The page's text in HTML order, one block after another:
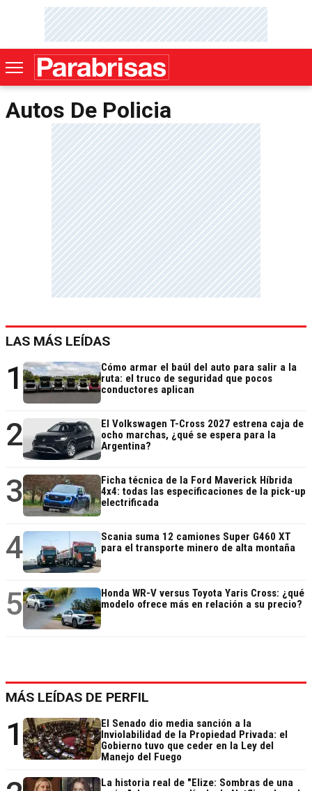
Autos De Policia
LAS MÁS LEÍDAS
1
Cómo armar el baúl del auto para salir a la
ruta: el truco de seguridad que pocos
conductores aplican
2
El Volkswagen T-Cross 2027 estrena caja de
ocho marchas, ¿qué se espera para la
Argentina?
3
Ficha técnica de la Ford Maverick Híbrida
4x4: todas las especificaciones de la pick-up
electrificada
4
Scania suma 12 camiones Super G460 XT
para el transporte minero de alta montaña
5
Honda WR-V versus Toyota Yaris Cross: ¿qué
modelo ofrece más en relación a su precio?
MÁS LEÍDAS DE PERFIL
1
El Senado dio media sanción a la
Inviolabilidad de la Propiedad Privada: el
Gobierno tuvo que ceder en la Ley del
Manejo del Fuego
La historia real de "Elize: Sombras de una